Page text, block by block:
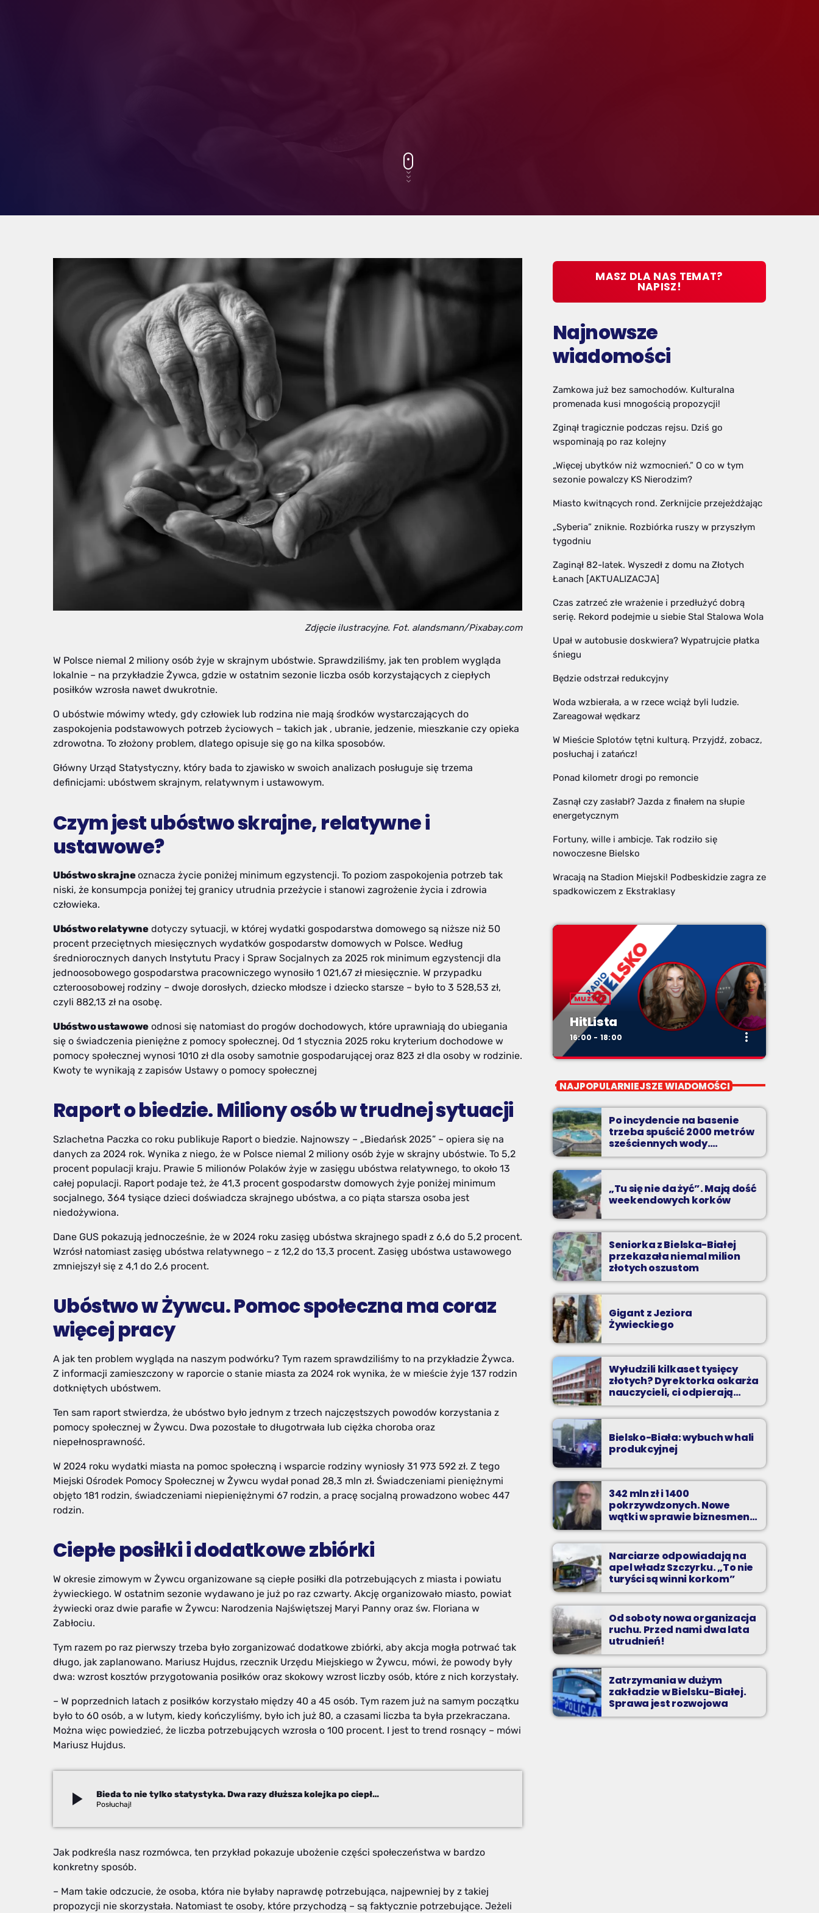
Zdjęcie ilustracyjne. Fot. alandsmann/Pixabay.com
W Polsce niemal 2 miliony osób żyje w skrajnym ubóstwie. Sprawdziliśmy, jak ten problem wygląda
lokalnie – na przykładzie Żywca, gdzie w ostatnim sezonie liczba osób korzystających z ciepłych
posiłków wzrosła nawet dwukrotnie.
O ubóstwie mówimy wtedy, gdy człowiek lub rodzina nie mają środków wystarczających do
zaspokojenia podstawowych potrzeb życiowych – takich jak , ubranie, jedzenie, mieszkanie czy opieka
zdrowotna. To złożony problem, dlatego opisuje się go na kilka sposobów.
Główny Urząd Statystyczny, który bada to zjawisko w swoich analizach posługuje się trzema
definicjami: ubóstwem skrajnym, relatywnym i ustawowym.
Czym jest ubóstwo skrajne, relatywne i
ustawowe?
Ubóstwo skrajneoznacza życie poniżej minimum egzystencji. To poziom zaspokojenia potrzeb tak
niski, że konsumpcja poniżej tej granicy utrudnia przeżycie i stanowi zagrożenie życia i zdrowia
człowieka.
Ubóstwo relatywnedotyczy sytuacji, w której wydatki gospodarstwa domowego są niższe niż 50
procent przeciętnych miesięcznych wydatków gospodarstw domowych w Polsce. Według
średniorocznych danych Instytutu Pracy i Spraw Socjalnych za 2025 rok minimum egzystencji dla
jednoosobowego gospodarstwa pracowniczego wynosiło 1 021,67 zł miesięcznie. W przypadku
czteroosobowej rodziny – dwoje dorosłych, dziecko młodsze i dziecko starsze – było to 3 528,53 zł,
czyli 882,13 zł na osobę.
Ubóstwo ustawoweodnosi się natomiast do progów dochodowych, które uprawniają do ubiegania
się o świadczenia pieniężne z pomocy społecznej. Od 1 stycznia 2025 roku kryterium dochodowe w
pomocy społecznej wynosi 1010 zł dla osoby samotnie gospodarującej oraz 823 zł dla osoby w rodzinie.
Kwoty te wynikają z zapisów Ustawy o pomocy społecznej
Raport o biedzie. Miliony osób w trudnej sytuacji
Szlachetna Paczka co roku publikuje Raport o biedzie. Najnowszy – „Biedańsk 2025” – opiera się na
danych za 2024 rok. Wynika z niego, że w Polsce niemal 2 miliony osób żyje w skrajny ubóstwie. To 5,2
procent populacji kraju. Prawie 5 milionów Polaków żyje w zasięgu ubóstwa relatywnego, to około 13
całej populacji. Raport podaje też, że 41,3 procent gospodarstw domowych żyje poniżej minimum
socjalnego, 364 tysiące dzieci doświadcza skrajnego ubóstwa, a co piąta starsza osoba jest
niedożywiona.
Dane GUS pokazują jednocześnie, że w 2024 roku zasięg ubóstwa skrajnego spadł z 6,6 do 5,2 procent.
Wzrósł natomiast zasięg ubóstwa relatywnego – z 12,2 do 13,3 procent. Zasięg ubóstwa ustawowego
zmniejszył się z 4,1 do 2,6 procent.
Ubóstwo w Żywcu. Pomoc społeczna ma coraz
więcej pracy
A jak ten problem wygląda na naszym podwórku? Tym razem sprawdziliśmy to na przykładzie Żywca.
Z informacji zamieszczony w raporcie o stanie miasta za 2024 rok wynika, że w mieście żyje 137 rodzin
dotkniętych ubóstwem.
Ten sam raport stwierdza, że ubóstwo było jednym z trzech najczęstszych powodów korzystania z
pomocy społecznej w Żywcu. Dwa pozostałe to długotrwała lub ciężka choroba oraz
niepełnosprawność.
W 2024 roku wydatki miasta na pomoc społeczną i wsparcie rodziny wyniosły 31 973 592 zł. Z tego
Miejski Ośrodek Pomocy Społecznej w Żywcu wydał ponad 28,3 mln zł. Świadczeniami pieniężnymi
objęto 181 rodzin, świadczeniami niepieniężnymi 67 rodzin, a pracę socjalną prowadzono wobec 447
rodzin.
Ciepłe posiłki i dodatkowe zbiórki
W okresie zimowym w Żywcu organizowane są ciepłe posiłki dla potrzebujących z miasta i powiatu
żywieckiego. W ostatnim sezonie wydawano je już po raz czwarty. Akcję organizowało miasto, powiat
żywiecki oraz dwie parafie w Żywcu: Narodzenia Najświętszej Maryi Panny oraz św. Floriana w
Zabłociu.
Tym razem po raz pierwszy trzeba było zorganizować dodatkowe zbiórki, aby akcja mogła potrwać tak
długo, jak zaplanowano. Mariusz Hujdus, rzecznik Urzędu Miejskiego w Żywcu, mówi, że powody były
dwa: wzrost kosztów przygotowania posiłków oraz skokowy wzrost liczby osób, które z nich korzystały.
– W poprzednich latach z posiłków korzystało między 40 a 45 osób. Tym razem już na samym początku
było to 60 osób, a w lutym, kiedy kończyliśmy, było ich już 80, a czasami liczba ta była przekraczana.
Można więc powiedzieć, że liczba potrzebujących wzrosła o 100 procent. I jest to trend rosnący – mówi
Mariusz Hujdus.
play_arrow Bieda to nie tylko statystyka. Dwa razy dłuższa kolejka po ciepły posiłek
Jak podkreśla nasz rozmówca, ten przykład pokazuje ubożenie części społeczeństwa w bardzo
konkretny sposób.
– Mam takie odczucie, że osoba, która nie byłaby naprawdę potrzebująca, najpewniej by z takiej
propozycji nie skorzystała. Natomiast te osoby, które przychodzą – są faktycznie potrzebujące. Jeżeli
MASZ DLA NAS TEMAT?
NAPISZ!
Najnowsze
wiadomości
Zamkowa już bez samochodów. Kulturalna
promenada kusi mnogością propozycji!
Zginął tragicznie podczas rejsu. Dziś go
wspominają po raz kolejny
„Więcej ubytków niż wzmocnień.” O co w tym
sezonie powalczy KS Nierodzim?
Miasto kwitnących rond. Zerknijcie przejeżdżając
„Syberia” zniknie. Rozbiórka ruszy w przyszłym
tygodniu
Zaginął 82-latek. Wyszedł z domu na Złotych
Łanach [AKTUALIZACJA]
Czas zatrzeć złe wrażenie i przedłużyć dobrą
serię. Rekord podejmie u siebie Stal Stalowa Wola
Upał w autobusie doskwiera? Wypatrujcie płatka
śniegu
Będzie odstrzał redukcyjny
Woda wzbierała, a w rzece wciąż byli ludzie.
Zareagował wędkarz
W Mieście Splotów tętni kulturą. Przyjdź, zobacz,
posłuchaj i zatańcz!
Ponad kilometr drogi po remoncie
Zasnął czy zasłabł? Jazda z finałem na słupie
energetycznym
Fortuny, wille i ambicje. Tak rodziło się
nowoczesne Bielsko
Wracają na Stadion Miejski! Podbeskidzie zagra ze
spadkowiczem z Ekstraklasy
MUZYKA
HitLista
16:00 - 18:00 more_vert
HitLista
Podbeskidziu. A które są najpopularniejsze?
Możesz zdecydować sam!
NAJPOPULARNIEJSZE WIADOMOŚCI
Po incydencie na basenie
trzeba spuścić 2000 metrów
sześciennych wody.
„Ogromne koszty i ogromna
praca”
„Tu się nie da żyć”. Mają dość
weekendowych korków
Seniorka z Bielska-Białej
przekazała niemal milion
złotych oszustom
Gigant z Jeziora
Żywieckiego
Wyłudzili kilkaset tysięcy
złotych? Dyrektorka oskarża
nauczycieli, ci odpierają
zarzuty
Bielsko-Biała: wybuch w hali
produkcyjnej
342 mln zł i 1400
pokrzywdzonych. Nowe
wątki w sprawie biznesmena
z Bielska-Białej
Narciarze odpowiadają na
apel władz Szczyrku. „To nie
turyści są winni korkom”
Od soboty nowa organizacja
ruchu. Przed nami dwa lata
utrudnień!
Zatrzymania w dużym
zakładzie w Bielsku-Białej.
Sprawa jest rozwojowa